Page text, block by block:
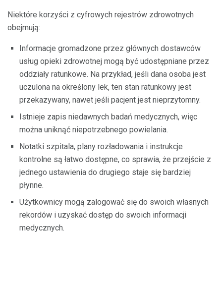
Niektóre korzyści z cyfrowych rejestrów zdrowotnych
obejmują:
Informacje gromadzone przez głównych dostawców
usług opieki zdrowotnej mogą być udostępniane przez
oddziały ratunkowe. Na przykład, jeśli dana osoba jest
uczulona na określony lek, ten stan ratunkowy jest
przekazywany, nawet jeśli pacjent jest nieprzytomny.
Istnieje zapis niedawnych badań medycznych, więc
można uniknąć niepotrzebnego powielania.
Notatki szpitala, plany rozładowania i instrukcje
kontrolne są łatwo dostępne, co sprawia, że ​​przejście z
jednego ustawienia do drugiego staje się bardziej
płynne.
Użytkownicy mogą zalogować się do swoich własnych
rekordów i uzyskać dostęp do swoich informacji
medycznych.